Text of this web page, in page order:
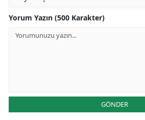
Yorum Yazın (500 Karakter)
GÖNDER